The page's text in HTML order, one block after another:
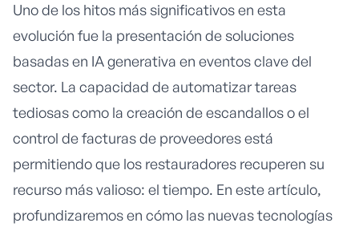
Uno de los hitos más significativos en esta
evolución fue la presentación de soluciones
basadas en IA generativa en eventos clave del
sector. La capacidad de automatizar tareas
tediosas como la creación de escandallos o el
control de facturas de proveedores está
permitiendo que los restauradores recuperen su
recurso más valioso: el tiempo. En este artículo,
profundizaremos en cómo las nuevas tecnologías